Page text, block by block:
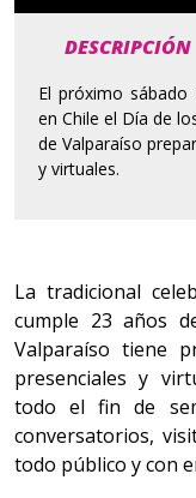
DESCRIPCIÓN
El próximo
en Chile el Día de
de Valparaíso
y virtuales.
La tradicional
cumple 23 años
Valparaíso tiene
presenciales y
todo el fin de
conversatorios,
todo público y con